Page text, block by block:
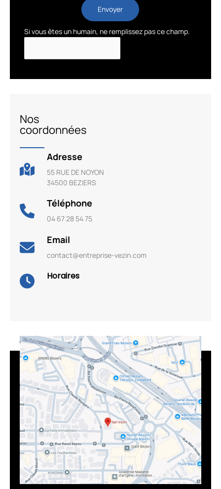
Envoyer
Si vous êtes un humain, ne remplissez pas ce champ.
Nos
coordonnées
Adresse
55 RUE DE NOYON
34500 BEZIERS
Téléphone
04 67 28 54 75
Email
contact@entreprise-vezin.com
Horaires